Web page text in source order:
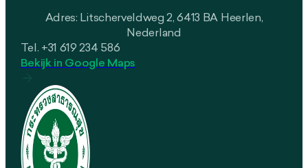
Adres: Litscherveldweg 2, 6413 BA Heerlen,
Nederland
Tel. +31 619 234 586
Bekijk in Google Maps